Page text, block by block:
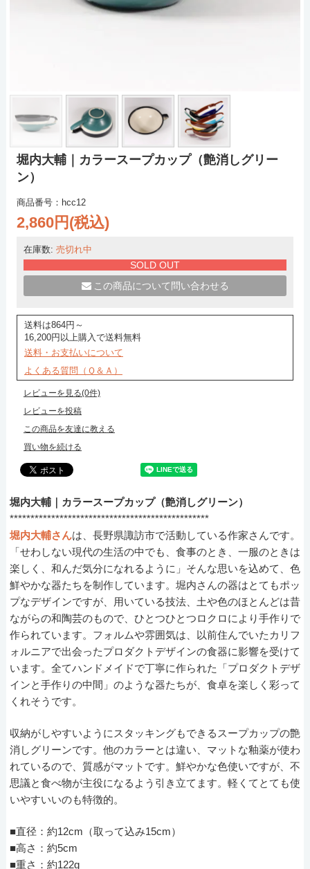
堀内大輔｜カラースープカップ（艶消しグリー
ン）
商品番号：hcc12
2,860円(税込)
在庫数: 売切れ中
SOLD OUT
この商品について問い合わせる
送料は864円～
16,200円以上購入で送料無料
送料・お支払いについて
よくある質問（Ｑ＆Ａ）
レビューを見る(0件)
レビューを投稿
この商品を友達に教える
買い物を続ける
堀内大輔｜カラースープカップ（艶消しグリーン）
************************************************
堀内大輔さんは、長野県諏訪市で活動している作家さんです。
「せわしない現代の生活の中でも、食事のとき、一服のときは
楽しく、和んだ気分になれるように」そんな思いを込めて、色
鮮やかな器たちを制作しています。堀内さんの器はとてもポッ
プなデザインですが、用いている技法、土や色のほとんどは昔
ながらの和陶芸のもので、ひとつひとつロクロにより手作りで
作られています。フォルムや雰囲気は、以前住んでいたカリフ
ォルニアで出会ったプロダクトデザインの食器に影響を受けて
います。全てハンドメイドで丁寧に作られた「プロダクトデザ
インと手作りの中間」のような器たちが、食卓を楽しく彩って
くれそうです。
収納がしやすいようにスタッキングもできるスープカップの艶
消しグリーンです。他のカラーとは違い、マットな釉薬が使わ
れているので、質感がマットです。鮮やかな色使いですが、不
思議と食べ物が主役になるよう引き立てます。軽くてとても使
いやすいいのも特徴的。
■直径：約12cm（取って込み15cm）
■高さ：約5cm
■重さ：約122g